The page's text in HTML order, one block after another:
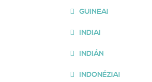
GUINEAI
INDIAI
INDIÁN
INDONÉZIAI